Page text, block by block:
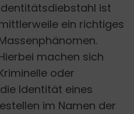
ist
ein richtiges
machen sich
oder
Identität eines
im Namen der